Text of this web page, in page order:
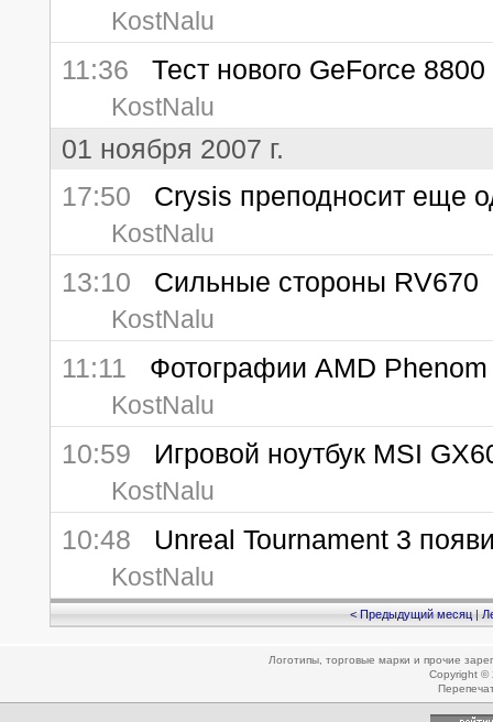
KostNalu
11:36 Тест нового GeForce
KostNalu
01 ноября 2007 г.
17:50 Crysis преподносит еще
KostNalu
13:10 Сильные стороны RV670
KostNalu
11:11 Фотографии AMD Phenom
KostNalu
10:59 Игровой ноутбук MSI
KostNalu
10:48 Unreal Tournament 3
KostNalu
< Предыдущий месяц|
Логотипы, торговые марки и прочие
Copyright ©